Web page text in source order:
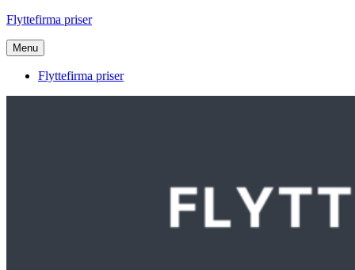
Videre
indhold
Flyttefirma priser
Menu
Flyttefirma priser